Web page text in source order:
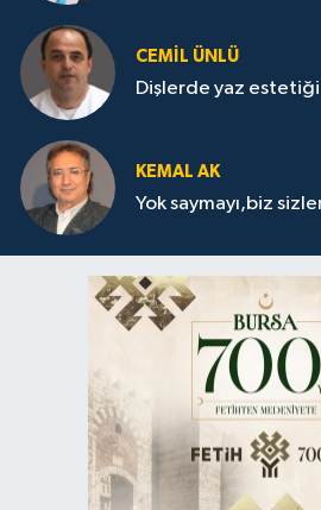
CEMIL ÜNLÜ
Dişlerde yaz estetiği
KEMAL AK
Yok saymayı,biz